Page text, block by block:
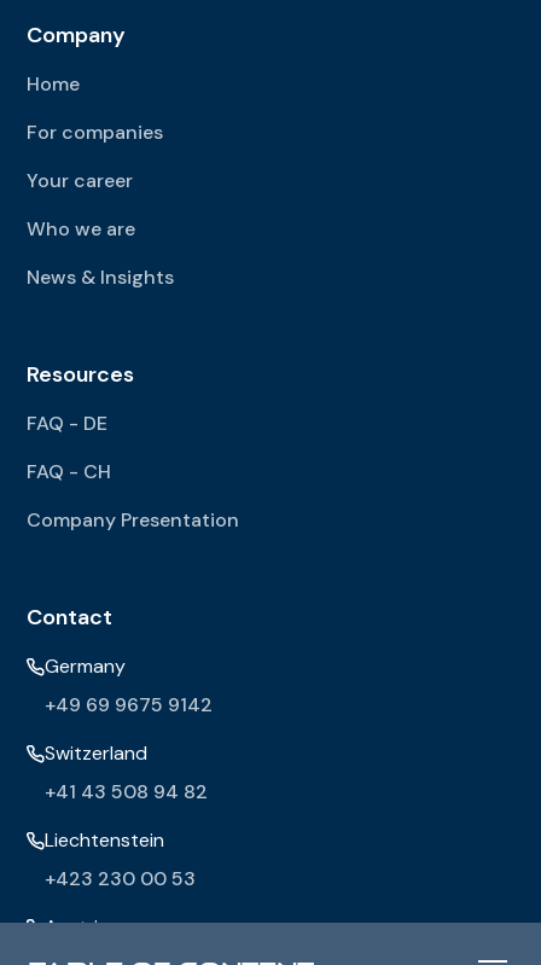
Company
Home
For companies
Your career
Who we are
News & Insights
Resources
FAQ - DE
FAQ - CH
Company Presentation
Contact
Germany
+49 69 9675 9142
Switzerland
+41 43 508 94 82
Liechtenstein
+423 230 00 53
Austria